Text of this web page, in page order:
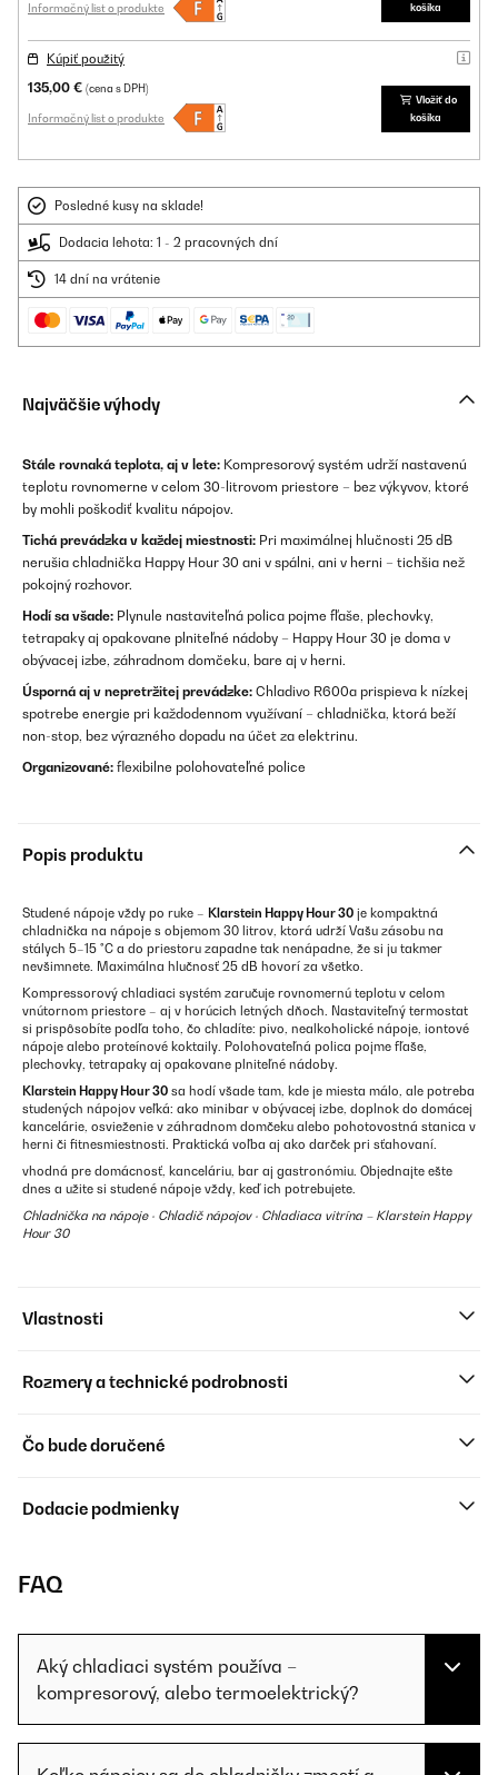
Informačný list o produkte
košíka
Kúpiť použitý
135,00 € (cena s DPH)
Informačný list o produkte
Vložiť do
košíka
Posledné kusy na sklade!
Dodacia lehota: 1 - 2 pracovných dní
14 dní na vrátenie
Najväčšie výhody
Stále rovnaká teplota, aj v lete: Kompresorový systém udrží nastavenú
teplotu rovnomerne v celom 30-litrovom priestore – bez výkyvov, ktoré
by mohli poškodiť kvalitu nápojov.
Tichá prevádzka v každej miestnosti: Pri maximálnej hlučnosti 25 dB
nerušia chladnička Happy Hour 30 ani v spálni, ani v herni – tichšia než
pokojný rozhovor.
Hodí sa všade: Plynule nastaviteľná polica pojme fľaše, plechovky,
tetrapaky aj opakovane plniteľné nádoby – Happy Hour 30 je doma v
obývacej izbe, záhradnom domčeku, bare aj v herni.
Úsporná aj v nepretržitej prevádzke: Chladivo R600a prispieva k nízkej
spotrebe energie pri každodennom využívaní – chladnička, ktorá beží
non-stop, bez výrazného dopadu na účet za elektrinu.
Organizované: flexibilne polohovateľné police
Popis produktu
Studené nápoje vždy po ruke – Klarstein Happy Hour 30 je kompaktná
chladnička na nápoje s objemom 30 litrov, ktorá udrží Vašu zásobu na
stálych 5–15 °C a do priestoru zapadne tak nenápadne, že si ju takmer
nevšimnete. Maximálna hlučnosť 25 dB hovorí za všetko.
Kompressorový chladiaci systém zaručuje rovnomernú teplotu v celom
vnútornom priestore – aj v horúcich letných dňoch. Nastaviteľný termostat
si prispôsobíte podľa toho, čo chladíte: pivo, nealkoholické nápoje, iontové
nápoje alebo proteínové koktaily. Polohovateľná polica pojme fľaše,
plechovky, tetrapaky aj opakovane plniteľné nádoby.
Klarstein Happy Hour 30 sa hodí všade tam, kde je miesta málo, ale potreba
studených nápojov veľká: ako minibar v obývacej izbe, doplnok do domácej
kancelárie, osvieženie v záhradnom domčeku alebo pohotovostná stanica v
herni či fitnesmiestnosti. Praktická voľba aj ako darček pri sťahovaní.
vhodná pre domácnosť, kanceláriu, bar aj gastronómiu. Objednajte ešte
dnes a užite si studené nápoje vždy, keď ich potrebujete.
Chladnička na nápoje · Chladič nápojov · Chladiaca vitrína – Klarstein Happy
Hour 30
Vlastnosti
Rozmery a technické podrobnosti
Čo bude doručené
Dodacie podmienky
FAQ
Aký chladiaci systém používa –
kompresorový, alebo termoelektrický?